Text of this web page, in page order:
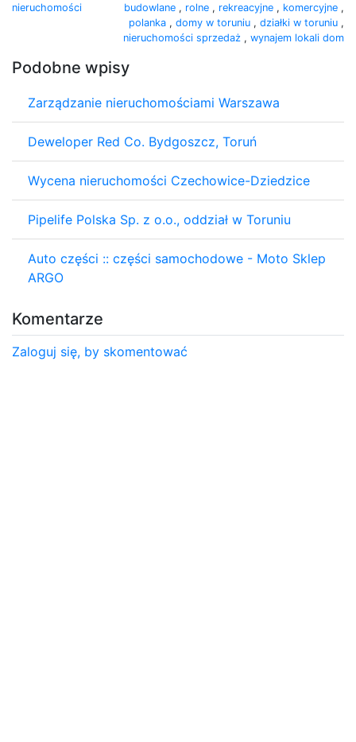
nieruchomości
budowlane , rolne , rekreacyjne , komercyjne ,
polanka , domy w toruniu , działki w toruniu ,
nieruchomości sprzedaż , wynajem lokali dom
Podobne wpisy
Zarządzanie nieruchomościami Warszawa
Deweloper Red Co. Bydgoszcz, Toruń
Wycena nieruchomości Czechowice-Dziedzice
Pipelife Polska Sp. z o.o., oddział w Toruniu
Auto części :: części samochodowe - Moto Sklep
ARGO
Komentarze
Zaloguj się, by skomentować